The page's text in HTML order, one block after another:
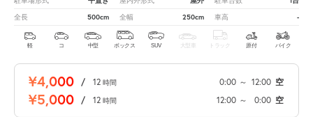
全長 500cm 全幅 250cm 車高 -
軽 コ 中型 ボックス SUV 大型車 トラック 原付 バイク
¥4,000 / 12 時間 0:00 ～ 12:00 空
¥5,000 / 12 時間 12:00 ～ 0:00 空